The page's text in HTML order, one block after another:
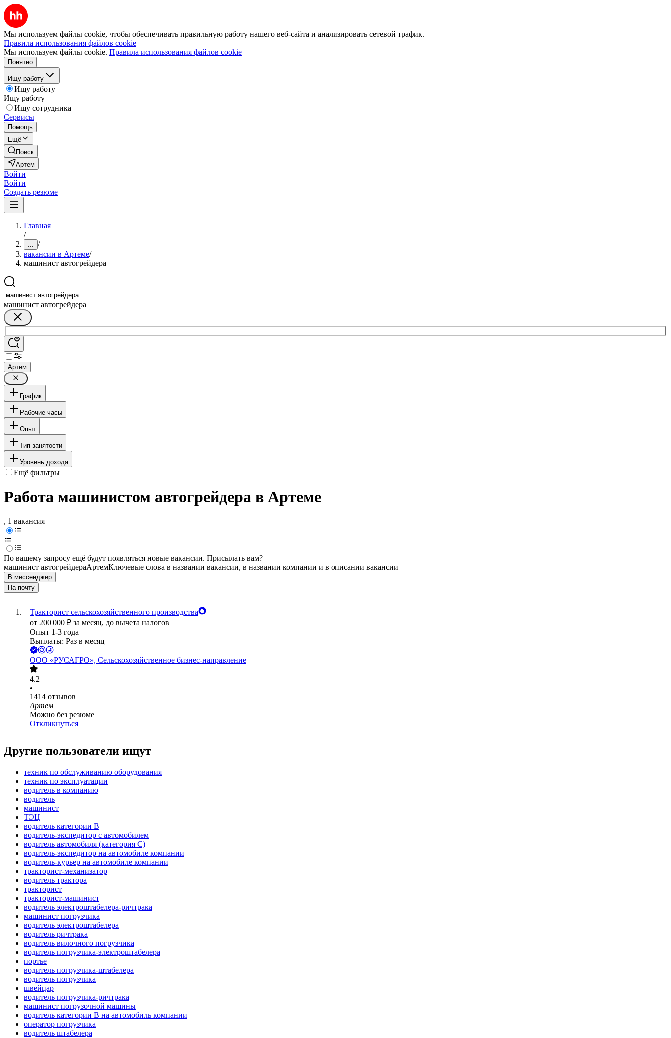
Мы используем файлы cookie, чтобы обеспечивать правильную работу нашего веб-сайта и анализировать сетевой трафик.
Правила использования файлов cookie
Мы используем файлы cookie. Правила использования файлов cookie
Понятно
Ищу работу
Ищу работу
Ищу работу
Ищу сотрудника
Сервисы
Помощь
Ещё
Поиск
Артем
Войти
Войти
Создать резюме
Главная
/
... /
вакансии в Артеме/
машинист автогрейдера
машинист автогрейдера
Артем
График
Рабочие часы
Опыт
Тип занятости
Уровень дохода
Ещё фильтры
Работа машинистом автогрейдера в Артеме
, 1 вакансия
По вашему запросу ещё будут появляться новые вакансии. Присылать вам?
машинист автогрейдераАртемКлючевые слова в названии вакансии, в названии компании и в описании вакансии
В мессенджер
На почту
Тракторист сельскохозяйственного производства
от 200 000 ₽ за месяц, до вычета налогов
Опыт 1-3 года
Выплаты: Раз в месяц
ООО «РУСАГРО», Сельскохозяйственное бизнес-направление
4.2
•
1414 отзывов
Артем
Можно без резюме
Откликнуться
Другие пользователи ищут
техник по обслуживанию оборудования
техник по эксплуатации
водитель в компанию
водитель
машинист
ТЭЦ
водитель категории B
водитель-экспедитор с автомобилем
водитель автомобиля (категория C)
водитель-экспедитор на автомобиле компании
водитель-курьер на автомобиле компании
тракторист-механизатор
водитель трактора
тракторист
тракторист-машинист
водитель электроштабелера-ричтрака
машинист погрузчика
водитель электроштабелера
водитель ричтрака
водитель вилочного погрузчика
водитель погрузчика-электроштабелера
портье
водитель погрузчика-штабелера
водитель погрузчика
швейцар
водитель погрузчика-ричтрака
машинист погрузочной машины
водитель категории B на автомобиль компании
оператор погрузчика
водитель штабелера